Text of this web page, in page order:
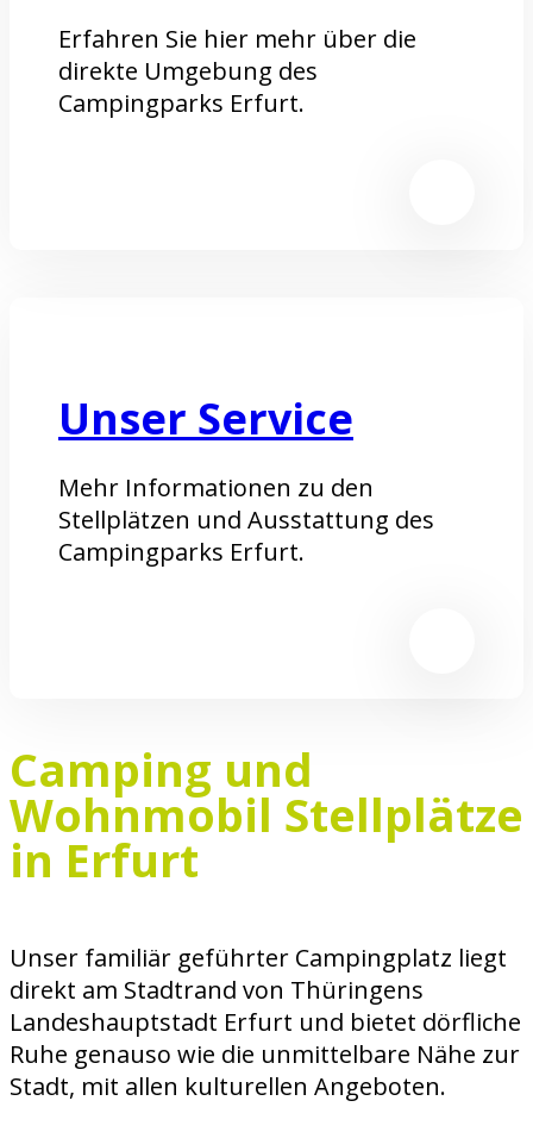
Erfahren Sie hier mehr über die
direkte Umgebung des
Campingparks Erfurt.
Unser Service
Mehr Informationen zu den
Stellplätzen und Ausstattung des
Campingparks Erfurt.
Camping und
Wohnmobil Stellplätze
in Erfurt
Unser familiär geführter Campingplatz liegt
direkt am Stadtrand von Thüringens
Landeshauptstadt Erfurt und bietet dörfliche
Ruhe genauso wie die unmittelbare Nähe zur
Stadt, mit allen kulturellen Angeboten.